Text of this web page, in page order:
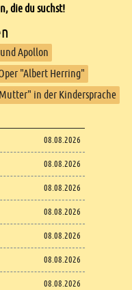
die du suchst!
Apollon
"Albert Herring"
in der Kindersprache
08.08.2026
08.08.2026
08.08.2026
08.08.2026
08.08.2026
08.08.2026
08.08.2026